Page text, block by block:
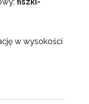
w wysokości